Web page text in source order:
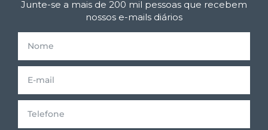
Junte-se a mais de 200 mil pessoas que recebem
nossos e-mails diários